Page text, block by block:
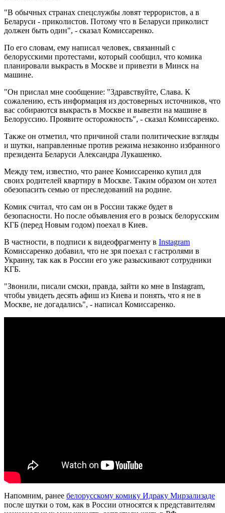
"В обычных странах спецслужбы ловят террористов, а в
Беларуси - приколистов. Потому что в Беларуси приколист
должен быть один", - сказал Комиссаренко.
По его словам, ему написал человек, связанный с
белорусскими протестами, который сообщил, что комика
планировали выкрасть в Москве и привезти в Минск на
машине.
"Он прислал мне сообщение: "Здравствуйте, Слава. К
сожалению, есть информация из достоверных источников, что
вас собираются выкрасть в Москве и вывезти на машине в
Белоруссию. Проявите осторожность", - сказал Комиссаренко.
Также он отметил, что причиной стали политические взгляды
и шутки, направленные против режима незаконно избранного
президента Беларуси Александра Лукашенко.
Между тем, известно, что ранее Комиссаренко купил для
своих родителей квартиру в Москве. Таким образом он хотел
обезопасить семью от преследований на родине.
Комик считал, что сам он в России также будет в
безопасности. Но после объявления его в розыск белорусским
КГБ (перед Новым годом) поехал в Киев.
В частности, в подписи к видеофрагменту в Instagram
Комиссаренко добавил, что не зря поехал с гастролями в
Украину, так как в России его уже разыскивают сотрудники
КГБ.
"Звонили, писали смски, правда, зайти ко мне в Instagram,
чтобы увидеть десять афиш из Киева и понять, что я не в
Москве, не догадались", - написал Комиссаренко.
Напомним, ранее белорусскому комику Идраку Мирзализаде
после шутки о том, как в России относятся к представителям